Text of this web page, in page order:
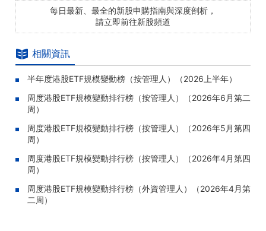
每日最新、最全的新股申購指南與深度剖析，
請立即前往新股頻道
相關資訊
半年度港股ETF規模變動榜（按管理人）（2026上半年）
周度港股ETF規模變動排行榜（按管理人）（2026年6月第二
周）
周度港股ETF規模變動排行榜（按管理人）（2026年5月第四
周）
周度港股ETF規模變動排行榜（按管理人）（2026年4月第四
周）
周度港股ETF規模變動排行榜（外資管理人）（2026年4月第
二周）